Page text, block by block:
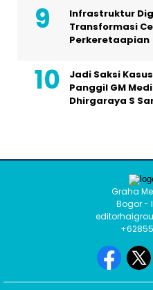
Infrastruktur
Transformasi
Perkeretaapian
Jadi Saksi
Panggil GM
Dhirgaraya S
Graha
Bogor -